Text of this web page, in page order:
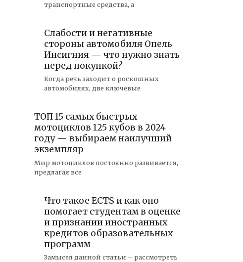
транспортные средства, а
Слабости и негативные
стороны автомобиля Опель
Инсигния — что нужно знать
перед покупкой?
Когда речь заходит о роскошных
автомобилях, две ключевые
ТОП 15 самых быстрых
мотоциклов 125 кубов в 2024
году — выбираем наилучший
экземпляр
Мир мотоциклов постоянно развивается,
предлагая все
Что такое ECTS и как оно
помогает студентам в оценке
и признании иностранных
кредитов образовательных
программ
Замысел данной статьи – рассмотреть